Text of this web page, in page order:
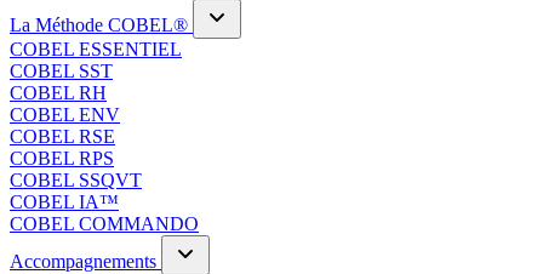
La Méthode COBEL®
COBEL ESSENTIEL
COBEL SST
COBEL RH
COBEL ENV
COBEL RSE
COBEL RPS
COBEL SSQVT
COBEL IA™
COBEL COMMANDO
Accompagnements